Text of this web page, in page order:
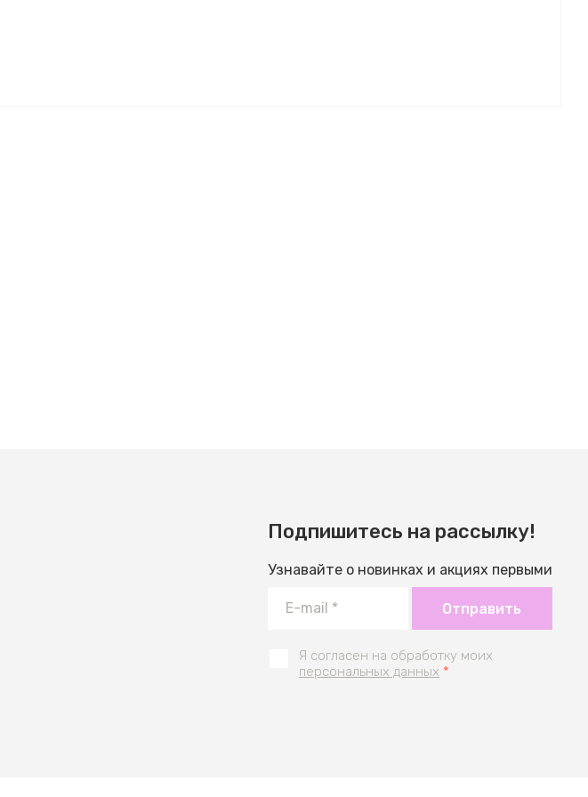
Подпишитесь на рассылку!
Узнавайте о новинках и акциях первыми
Я согласен на обработку моих
персональных данных *
Отправить